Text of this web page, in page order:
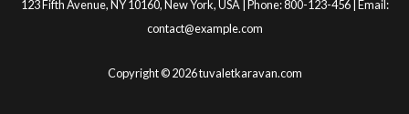
123 Fifth Avenue, NY 10160, New York, USA | Phone: 800-123-456 | Email:
contact@example.com
Copyright © 2026 tuvaletkaravan.com